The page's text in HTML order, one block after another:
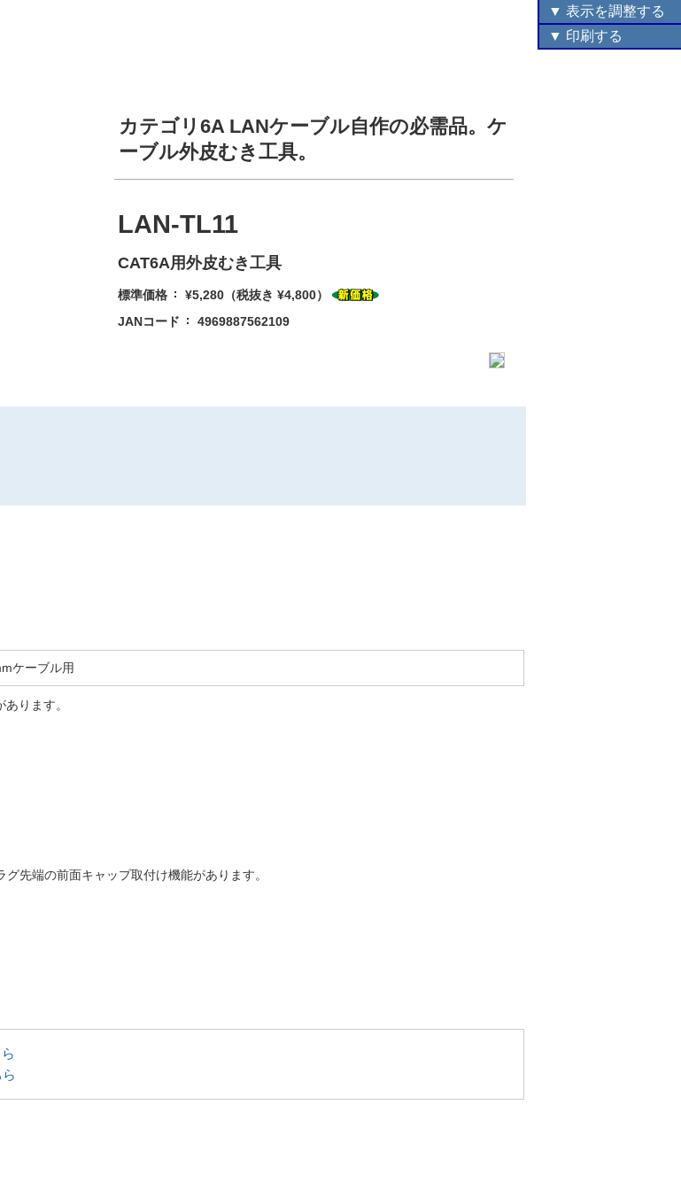
カテゴリ6A LANケーブル自作の必需品。ケ
ーブル外皮むき工具。
LAN-TL11
CAT6A用外皮むき工具
標準価格 ¥5,280 （税抜き ¥4,800）
JANコード
4969887562109
ケーブル用
ります。
グ先端の前面キャップ取付け機能があります。
▼ 表示を調整する
▼ 印刷する